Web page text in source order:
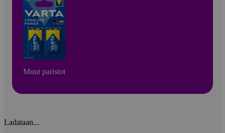
Muut paristot
Ladataan...